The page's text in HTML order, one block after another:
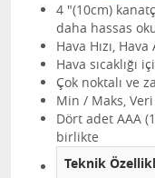
4 "(10cm)
daha hassas
Hava Hızı, Hava
Hava sıcaklığı
Çok noktalı ve
Min / Maks,
Dört adet AAA
birlikte
Teknik